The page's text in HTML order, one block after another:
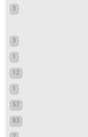
3
3
1
12
1
57
83